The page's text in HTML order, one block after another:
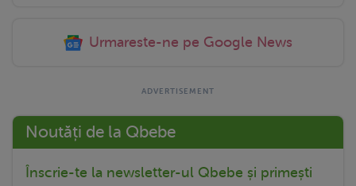
Urmareste-ne pe Google News
Noutăți de la Qbebe
Înscrie-te la newsletter-ul Qbebe și primești